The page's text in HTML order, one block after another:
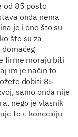
od 85 posto
onda nema
je i ono što su
što su za
domaćeg
firme moraju biti
im je način to
dobiti 85
samo onda nije
nego je vlasnik
to u koncesiju